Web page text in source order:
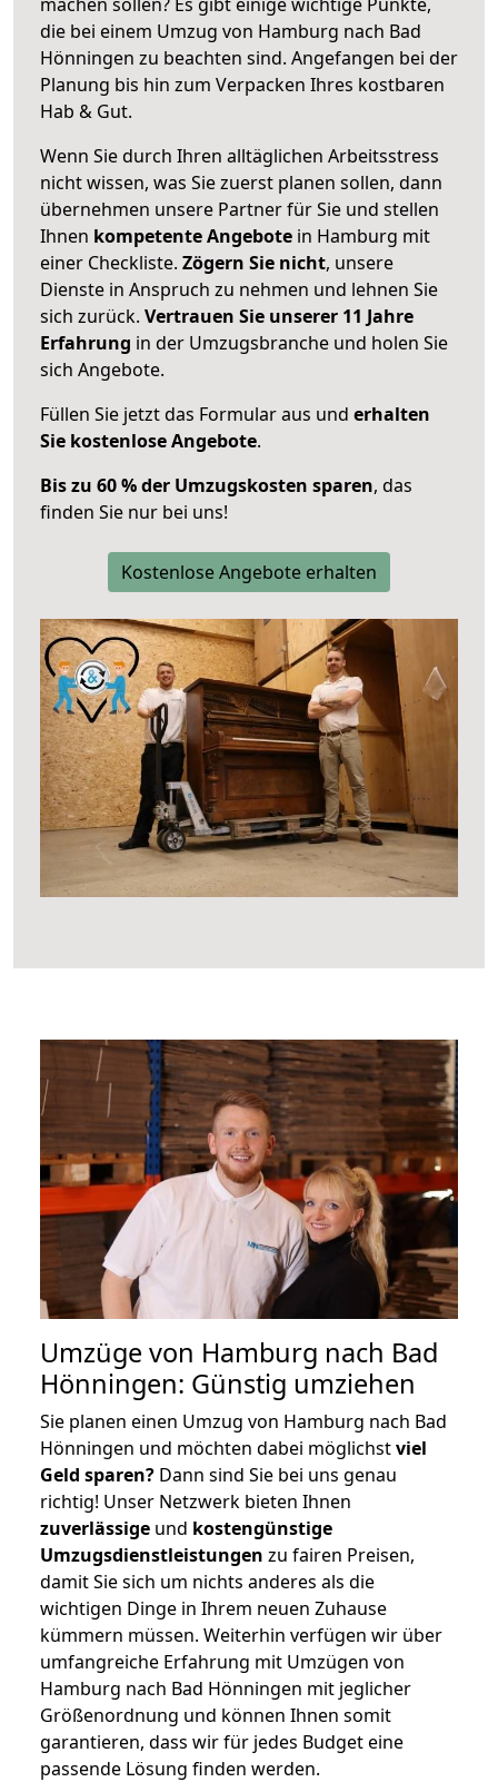
die bei einem Umzug von Hamburg nach Bad
Hönningen zu beachten sind. Angefangen bei der
Planung bis hin zum Verpacken Ihres kostbaren
Hab & Gut.
Wenn Sie durch Ihren alltäglichen Arbeitsstress
nicht wissen, was Sie zuerst planen sollen, dann
übernehmen unsere Partner für Sie und stellen
Ihnen kompetente Angebote in Hamburg mit
einer Checkliste. Zögern Sie nicht, unsere
Dienste in Anspruch zu nehmen und lehnen Sie
sich zurück. Vertrauen Sie unserer 11 Jahre
Erfahrung in der Umzugsbranche und holen Sie
sich Angebote.
Füllen Sie jetzt das Formular aus und erhalten
Sie kostenlose Angebote.
Bis zu 60 % der Umzugskosten sparen, das
finden Sie nur bei uns!
Kostenlose Angebote erhalten
Umzüge von Hamburg nach Bad
Hönningen: Günstig umziehen
Sie planen einen Umzug von Hamburg nach Bad
Hönningen und möchten dabei möglichstviel
Geld sparen? Dann sind Sie bei uns genau
richtig! Unser Netzwerk bieten Ihnen
zuverlässige und kostengünstige
Umzugsdienstleistungen zu fairen Preisen,
damit Sie sich um nichts anderes als die
wichtigen Dinge in Ihrem neuen Zuhause
kümmern müssen. Weiterhin verfügen wir über
umfangreiche Erfahrung mit Umzügen von
Hamburg nach Bad Hönningen mit jeglicher
Größenordnung und können Ihnen somit
garantieren, dass wir für jedes Budget eine
passende Lösung finden werden.